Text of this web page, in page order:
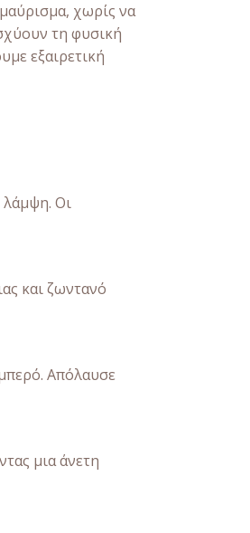
χωρίς να
τη φυσική
εξαιρετική
λάμψη. Οι
και ζωντανό
Απόλαυσε
μια άνετη